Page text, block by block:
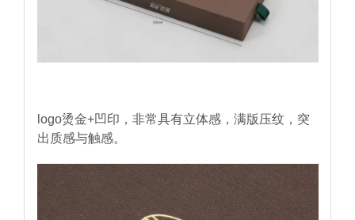
logo烫金+凹印，非常具有立体感，满版压纹，突
出质感与触感。